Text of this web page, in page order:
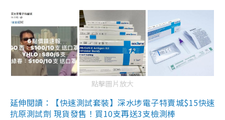
點擊圖片放大
延伸閱讀：【快速測試套裝】深水埗電子特賣城$15快速
抗原測試劑 現貨發售！買10支再送3支檢測棒